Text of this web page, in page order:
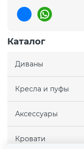
Каталог
Диваны
Кресла и пуфы
Аксессуары
Кровати